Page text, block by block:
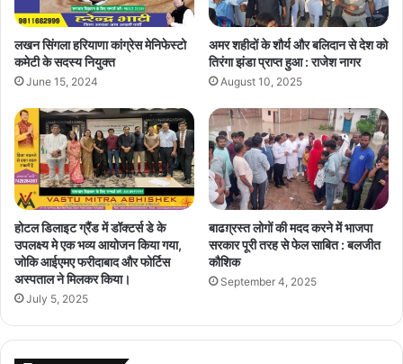
लखन सिंगला हरियाणा कांग्रेस मेनिफेस्टो
कमेटी के सदस्य नियुक्त
June 15, 2024
अमर शहीदों के शौर्य और बलिदान से देश को
तिरंगा झंडा प्राप्त हुआ : राजेश नागर
August 10, 2025
होटल डिलाइट ग्रैंड में डॉक्टर्स डे के
उपलक्ष्य मे एक भव्य आयोजन किया गया,
जोकि आईएमए फरीदाबाद और फोर्टिस
अस्पताल ने मिलकर किया।
July 5, 2025
बाढग़्रस्त लोगों की मदद करने में भाजपा
सरकार पूरी तरह से फेल साबित : बलजीत
कौशिक
September 4, 2025